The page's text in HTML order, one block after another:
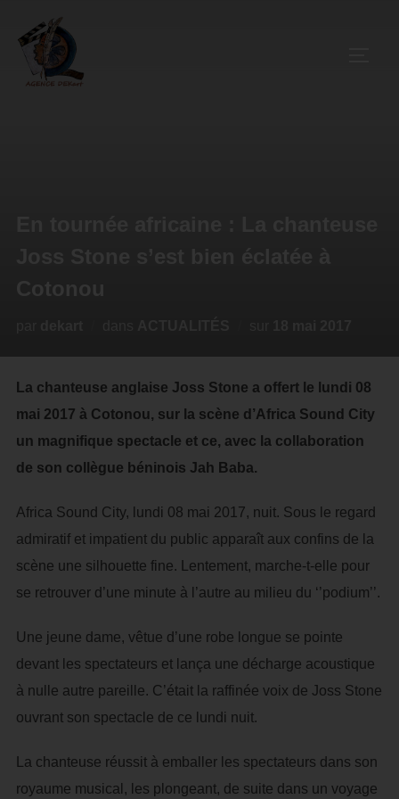
La chanteuse anglaise Joss Stone a offert le lundi 08
mai 2017 à Cotonou, sur la scène d’Africa Sound City
un magnifique spectacle et ce, avec la collaboration
de son collègue béninois Jah Baba.
Africa Sound City, lundi 08 mai 2017, nuit. Sous le regard
admiratif et impatient du public apparaît aux confins de la
scène une silhouette fine. Lentement, marche-t-elle pour
se retrouver d’une minute à l’autre au milieu du ‘’podium’’.
Une jeune dame, vêtue d’une robe longue se pointe
devant les spectateurs et lança une décharge acoustique
à nulle autre pareille. C’était la raffinée voix de Joss Stone
ouvrant son spectacle de ce lundi nuit.
La chanteuse réussit à emballer les spectateurs dans son
royaume musical, les plongeant, de suite dans un voyage